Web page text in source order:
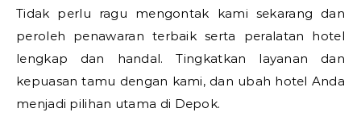
Tidak perlu ragu mengontak kami sekarang dan
peroleh penawaran terbaik serta peralatan hotel
lengkap dan handal. Tingkatkan layanan dan
kepuasan tamu dengan kami, dan ubah hotel Anda
menjadi pilihan utama di Depok.